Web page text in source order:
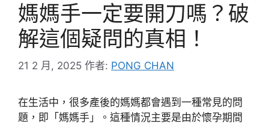
媽媽手一定要開刀嗎？破
解這個疑問的真相！
21 2 月, 2025 作者: PONG CHAN
在生活中，很多產後的媽媽都會遇到一種常見的問
題，即「媽媽手」。這種情況主要是由於懷孕期間